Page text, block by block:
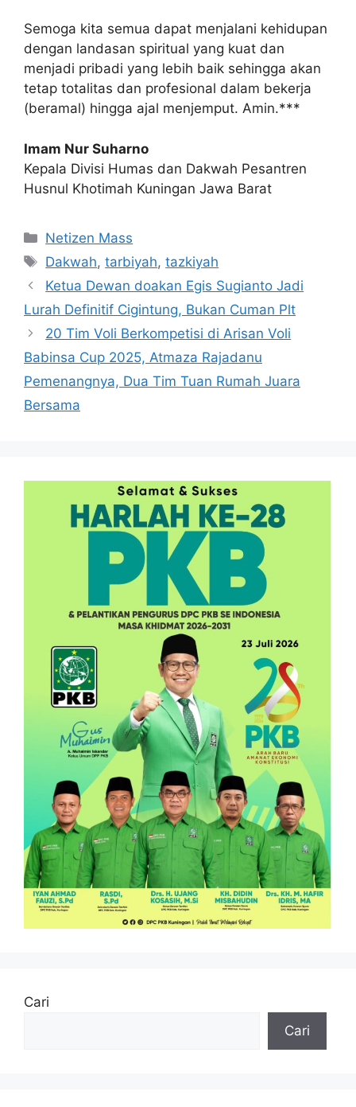
Semoga kita semua dapat menjalani kehidupan
dengan landasan spiritual yang kuat dan
menjadi pribadi yang lebih baik sehingga akan
tetap totalitas dan profesional dalam bekerja
(beramal) hingga ajal menjemput. Amin.***
Imam Nur Suharno
Kepala Divisi Humas dan Dakwah Pesantren
Husnul Khotimah Kuningan Jawa Barat
Kategori
Netizen Mass
Tag
Dakwah,tarbiyah,tazkiyah
Ketua Dewan doakan Egis Sugianto Jadi
Lurah Definitif Cigintung, Bukan Cuman Plt
20 Tim Voli Berkompetisi di Arisan Voli
Babinsa Cup 2025, Atmaza Rajadanu
Pemenangnya, Dua Tim Tuan Rumah Juara
Bersama
Cari
Cari